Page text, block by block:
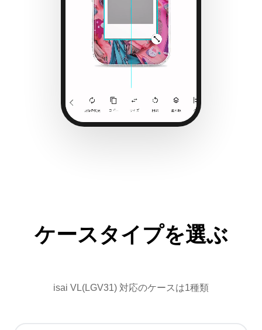
ケースタイプを選ぶ
isai VL(LGV31) 対応のケースは1種類